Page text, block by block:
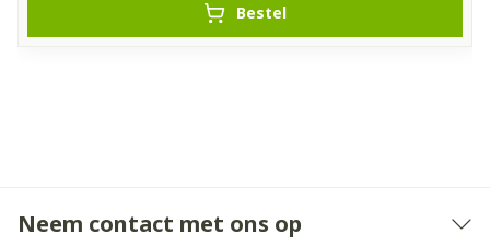
Bestel
Neem contact met ons op